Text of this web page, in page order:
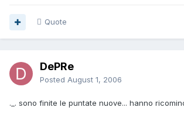
Quote
DePRe
Posted August 1, 2006
._. sono finite le puntate nuove... hanno